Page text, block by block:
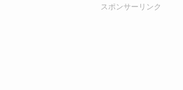
スポンサーリンク